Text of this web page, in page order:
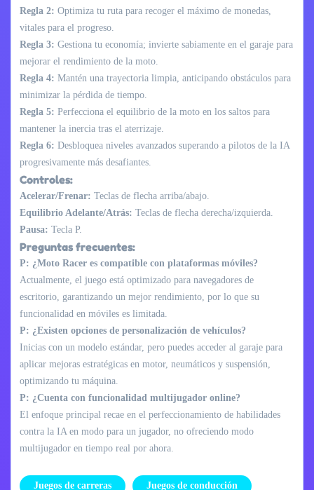
Regla 2: Optimiza tu ruta para recoger el máximo de monedas,
vitales para el progreso.
Regla 3: Gestiona tu economía; invierte sabiamente en el garaje para
mejorar el rendimiento de la moto.
Regla 4: Mantén una trayectoria limpia, anticipando obstáculos para
minimizar la pérdida de tiempo.
Regla 5: Perfecciona el equilibrio de la moto en los saltos para
mantener la inercia tras el aterrizaje.
Regla 6: Desbloquea niveles avanzados superando a pilotos de la IA
progresivamente más desafiantes.
Controles:
Acelerar/Frenar: Teclas de flecha arriba/abajo.
Equilibrio Adelante/Atrás: Teclas de flecha derecha/izquierda.
Pausa: Tecla P.
Preguntas frecuentes:
P: ¿Moto Racer es compatible con plataformas móviles?
Actualmente, el juego está optimizado para navegadores de
escritorio, garantizando un mejor rendimiento, por lo que su
funcionalidad en móviles es limitada.
P: ¿Existen opciones de personalización de vehículos?
Inicias con un modelo estándar, pero puedes acceder al garaje para
aplicar mejoras estratégicas en motor, neumáticos y suspensión,
optimizando tu máquina.
P: ¿Cuenta con funcionalidad multijugador online?
El enfoque principal recae en el perfeccionamiento de habilidades
contra la IA en modo para un jugador, no ofreciendo modo
multijugador en tiempo real por ahora.
Juegos de carreras Juegos de conducción